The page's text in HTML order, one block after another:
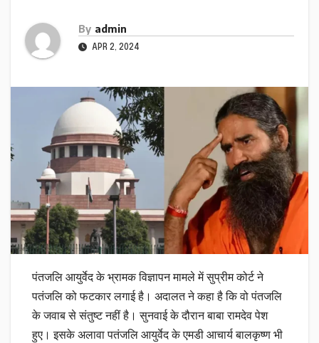
By admin
APR 2, 2024
पंतजलि आयुर्वेद के भ्रामक विज्ञापन मामले में सुप्रीम कोर्ट ने
पतंजलि को फटकार लगाई है। अदालत ने कहा है कि वो पंतजलि
के जवाब से संतुष्ट नहीं है। सुनवाई के दौरान बाबा रामदेव पेश
हुए। इसके अलावा पतंजलि आयुर्वेद के एमडी आचार्य बालकृष्ण भी